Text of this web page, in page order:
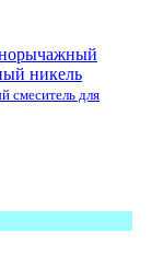
смеситель для